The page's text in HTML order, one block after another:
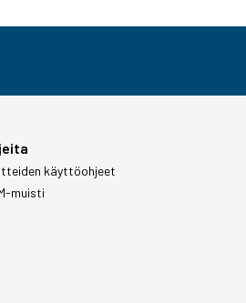
käyttöohjeet
muisti